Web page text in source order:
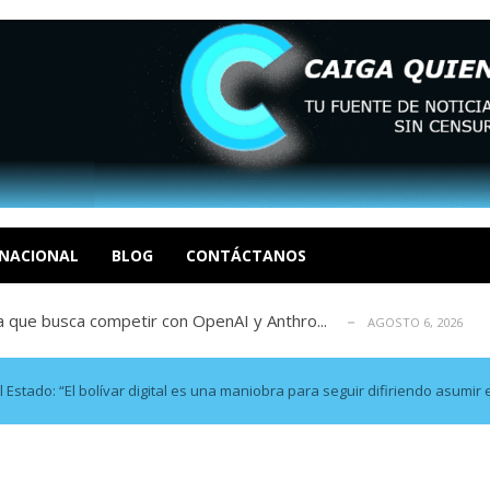
BLOG CONTÁCTANOS
calzadas: ingeniería ancestral de... AGOSTO 6, 2026
nacional AGOSTO 6, 2026
Zabala AGOSTO 6, 2026
busca competir con OpenAI y Anthro...
un dron ruso que le perseguía: «Fu... AGOSTO 6, 2026
calzadas: ingeniería ancestral de... AGOSTO 6, 2026
nacional AGOSTO 6, 2026
Zabala AGOSTO 6, 2026
Estado: “El bolívar digital es una maniobra para seguir difiriendo asumir